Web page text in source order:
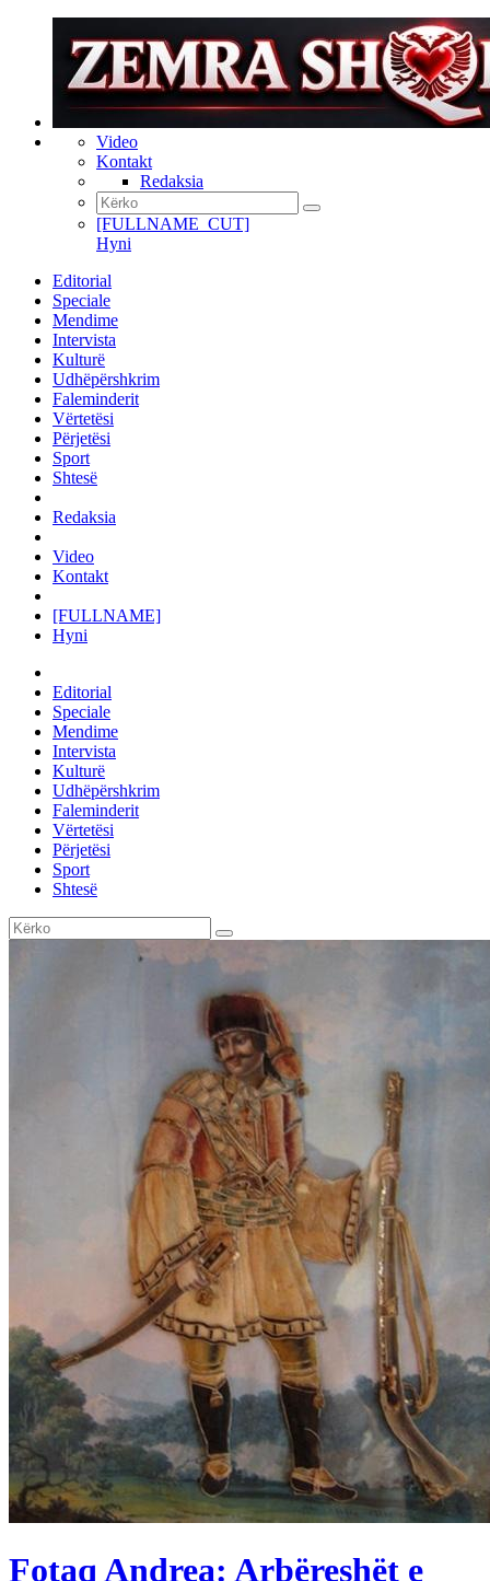
Video
Kontakt
Redaksia
[FULLNAME_CUT]
Hyni
Editorial
Speciale
Mendime
Intervista
Kulturë
Udhëpërshkrim
Faleminderit
Vërtetësi
Përjetësi
Sport
Shtesë
Redaksia
Video
Kontakt
[FULLNAME]
Hyni
Editorial
Speciale
Mendime
Intervista
Kulturë
Udhëpërshkrim
Faleminderit
Vërtetësi
Përjetësi
Sport
Shtesë
Fotaq Andrea: Arbëreshët e